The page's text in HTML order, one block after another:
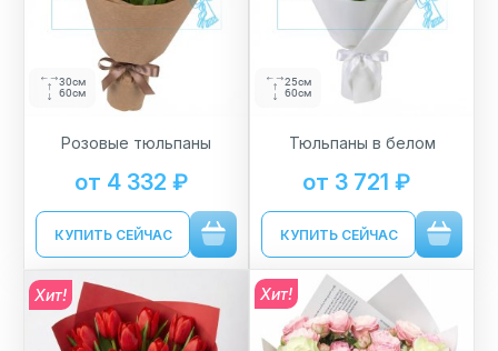
30см
60см
Розовые тюльпаны
от 4 332 ₽
КУПИТЬ СЕЙЧАС
25см
60см
Тюльпаны в белом
от 3 721 ₽
КУПИТЬ СЕЙЧАС
Хит! Хит!